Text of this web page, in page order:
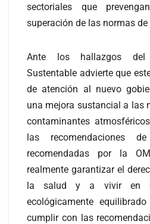
sectoriales que
superación de las normas
Ante los hallazgos
Sustentable advierte que
de atención al nuevo
una mejora sustancial a las
contaminantes
las recomendaciones
recomendadas por la
realmente garantizar el
la salud y a vivir en
ecológicamente
cumplir con las